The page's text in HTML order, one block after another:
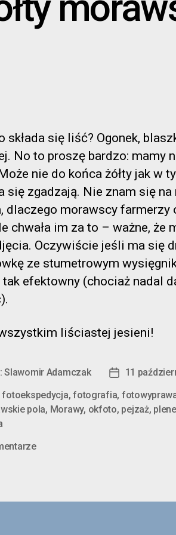
składa się liść? Ogonek,
No to proszę bardzo: mamy
nie do końca żółty jak w
się zgadzają. Nie znam się
dlaczego morawscy farmerzy
chwała im za to – ważne, że
Oczywiście jeśli ma się
ze stumetrowym
tak efektowny (chociaż nadal
liściastej jesieni!
Slawomir Adamczak
Data11
fotoekspedycja,fotografia,
pola, Morawy, okfoto, pejzaż,
do